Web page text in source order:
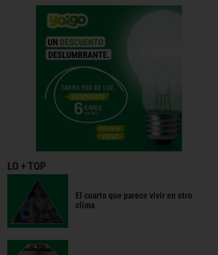
LO + TOP
El cuarto que parece vivir en otro
clima